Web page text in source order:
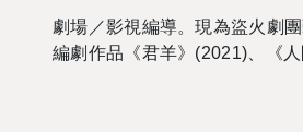
劇場／影視編導。現為盜火劇
編劇作品《君羊》(2021)、《